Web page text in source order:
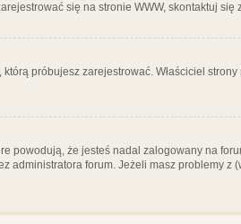
się na stronie WWW, skontaktuj się
próbujesz zarejestrować. Właściciel strony
powodują, że jesteś nadal zalogowany na
administratora forum. Jeżeli masz problemy z